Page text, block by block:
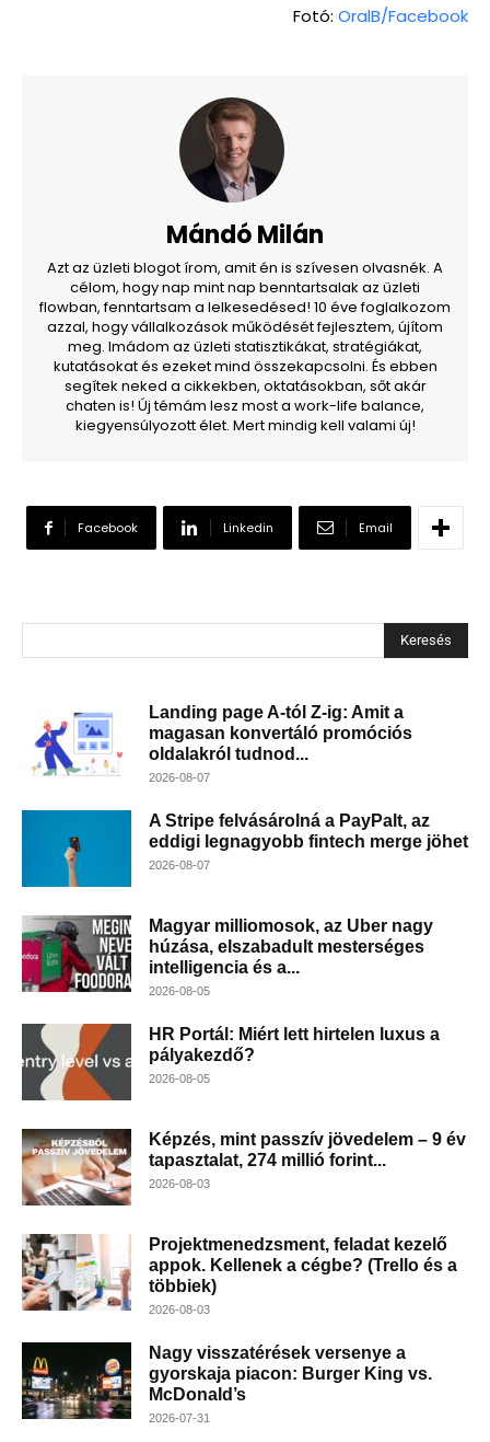
Fotó: OralB/Facebook
Mándó Milán
Azt az üzleti blogot írom, amit én is szívesen olvasnék. A
célom, hogy nap mint nap benntartsalak az üzleti
flowban, fenntartsam a lelkesedésed! 10 éve foglalkozom
azzal, hogy vállalkozások működését fejlesztem, újítom
meg. Imádom az üzleti statisztikákat, stratégiákat,
kutatásokat és ezeket mind összekapcsolni. És ebben
segítek neked a cikkekben, oktatásokban, sőt akár
chaten is! Új témám lesz most a work-life balance,
kiegyensúlyozott élet. Mert mindig kell valami új!
Facebook Linkedin Email
Keresés
Landing page A-tól Z-ig: Amit a
magasan konvertáló promóciós
oldalakról tudnod...
2026-08-07
A Stripe felvásárolná a PayPalt, az
eddigi legnagyobb fintech merge jöhet
2026-08-07
Magyar milliomosok, az Uber nagy
húzása, elszabadult mesterséges
intelligencia és a...
2026-08-05
HR Portál: Miért lett hirtelen luxus a
pályakezdő?
2026-08-05
Képzés, mint passzív jövedelem – 9 év
tapasztalat, 274 millió forint...
2026-08-03
Projektmenedzsment, feladat kezelő
appok. Kellenek a cégbe? (Trello és a
többiek)
2026-08-03
Nagy visszatérések versenye a
gyorskaja piacon: Burger King vs.
McDonald’s
2026-07-31